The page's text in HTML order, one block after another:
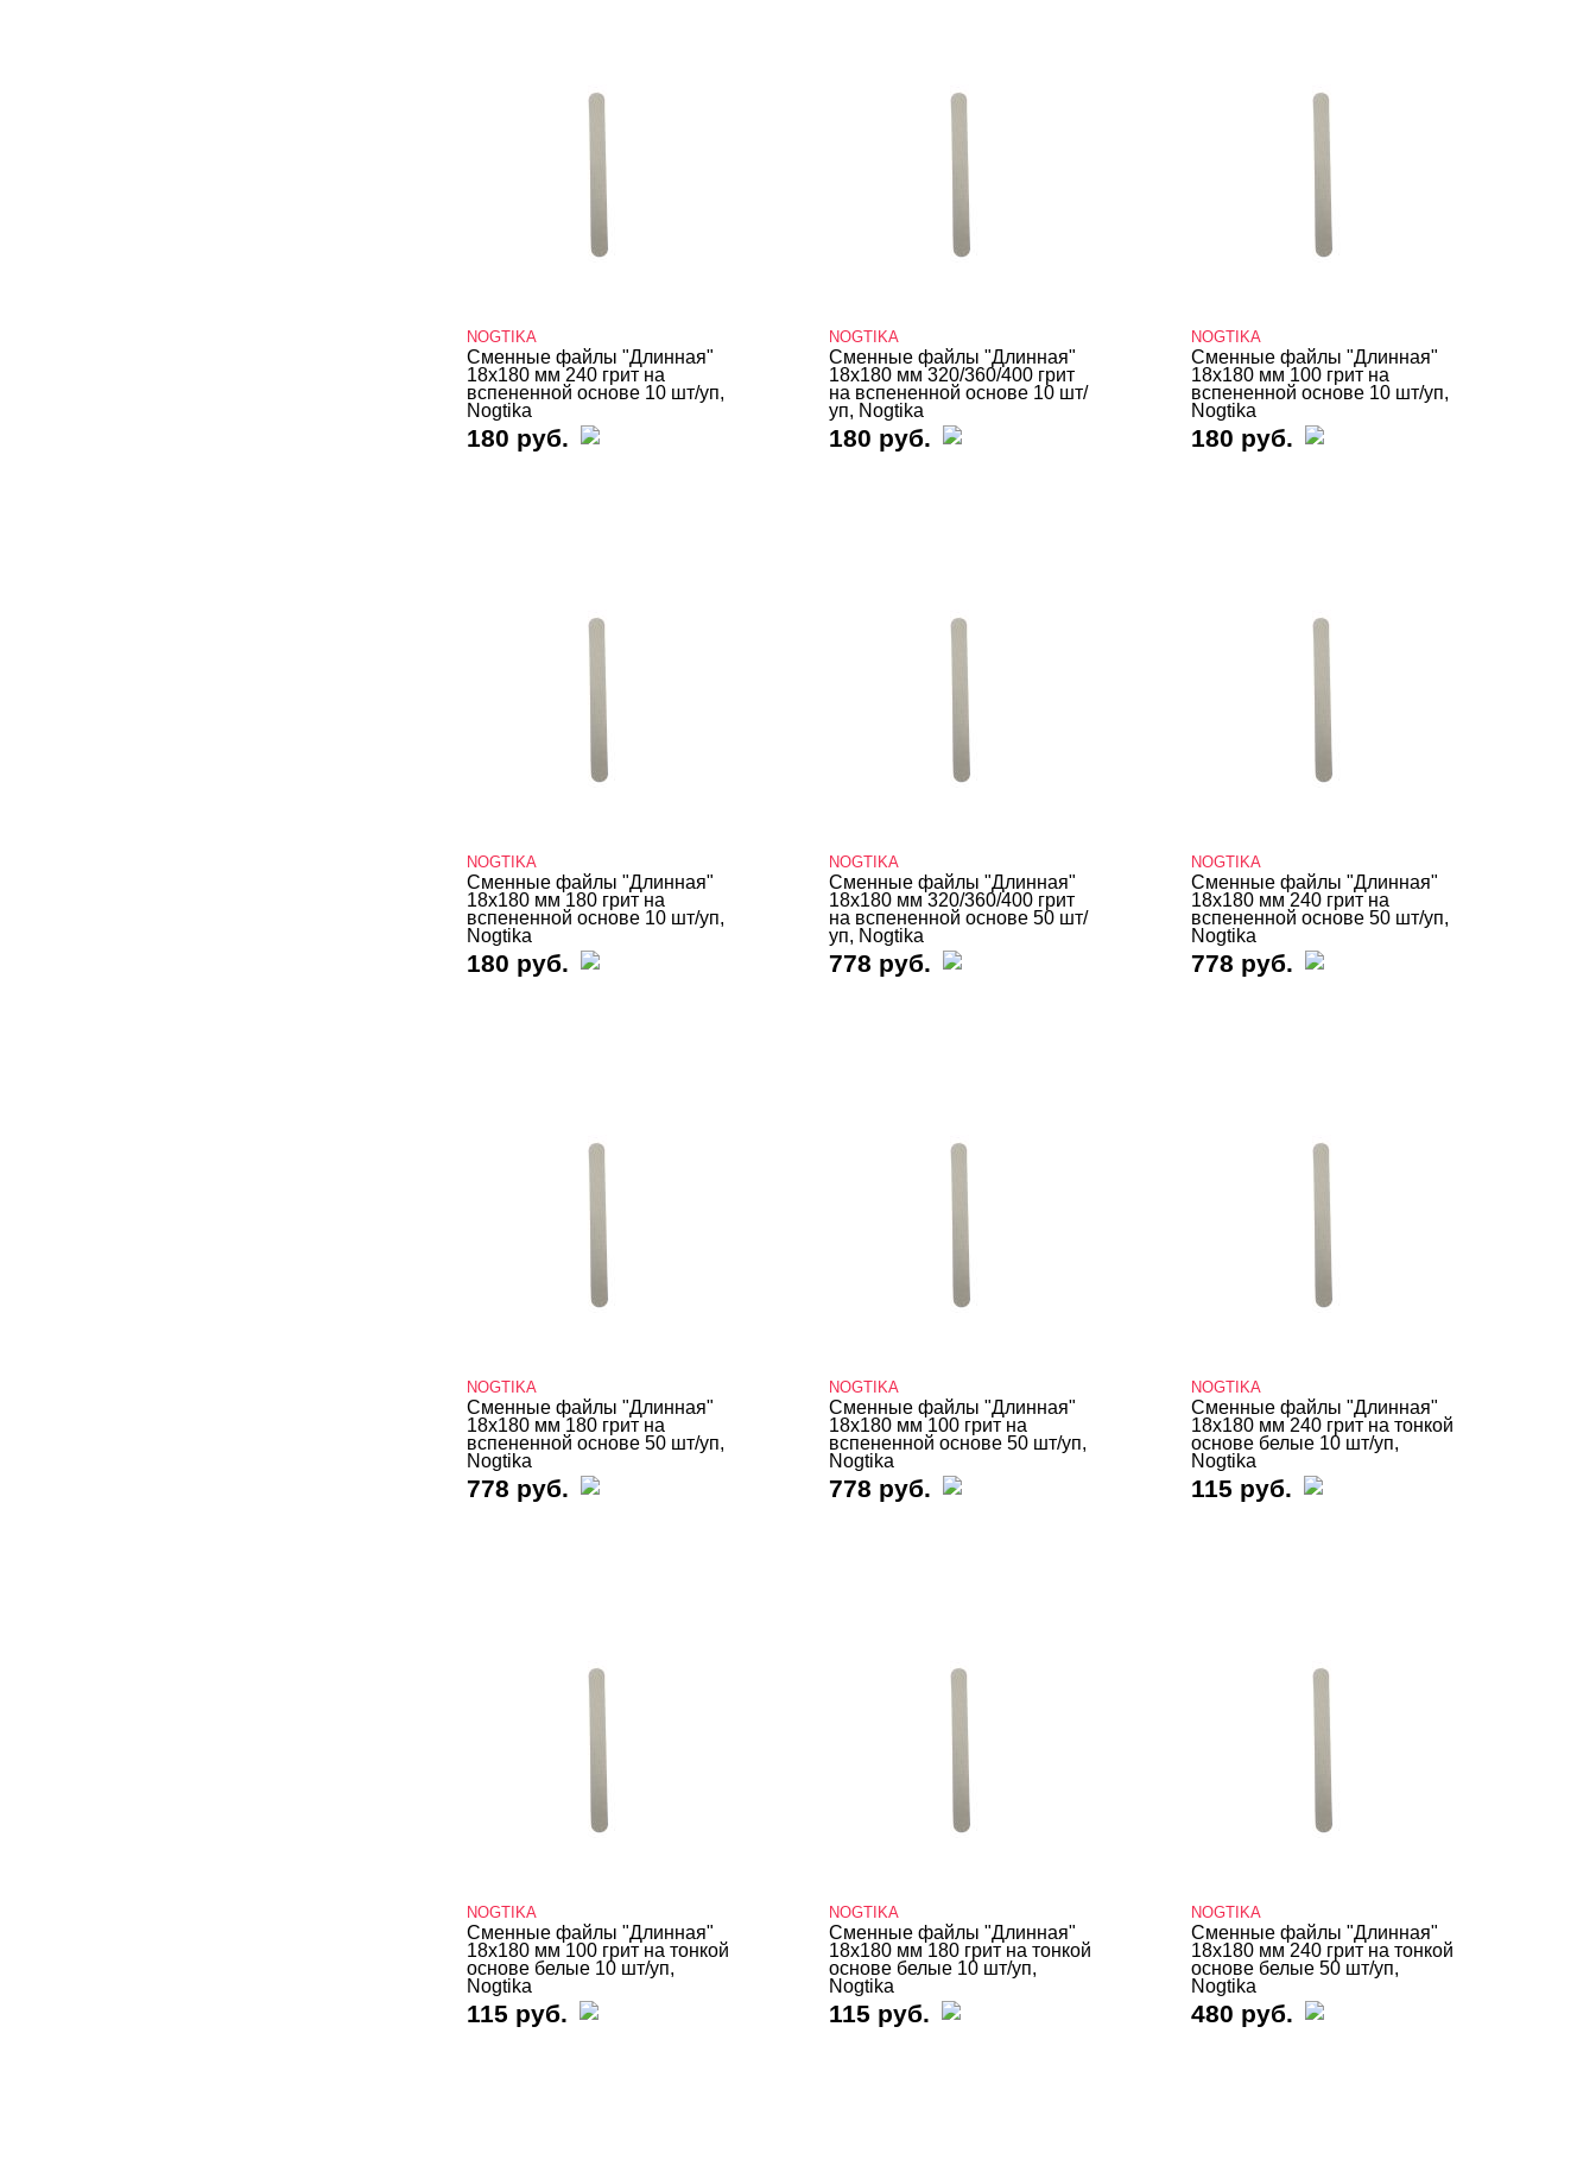
NOGTIKA
Сменные файлы "Длинная"
18х180 мм 240 грит на
вспененной основе 10 шт/уп,
Nogtika
180 руб.
NOGTIKA
Сменные файлы "Длинная"
18х180 мм 320/360/400 грит
на вспененной основе 10 шт/
уп, Nogtika
180 руб.
NOGTIKA
Сменные файлы "Длинная"
18х180 мм 100 грит на
вспененной основе 10 шт/уп,
Nogtika
180 руб.
NOGTIKA
Сменные файлы "Длинная"
18х180 мм 180 грит на
вспененной основе 10 шт/уп,
Nogtika
180 руб.
NOGTIKA
Сменные файлы "Длинная"
18х180 мм 320/360/400 грит
на вспененной основе 50 шт/
уп, Nogtika
778 руб.
NOGTIKA
Сменные файлы "Длинная"
18х180 мм 240 грит на
вспененной основе 50 шт/уп,
Nogtika
778 руб.
NOGTIKA
Сменные файлы "Длинная"
18х180 мм 180 грит на
вспененной основе 50 шт/уп,
Nogtika
778 руб.
NOGTIKA
Сменные файлы "Длинная"
18х180 мм 100 грит на
вспененной основе 50 шт/уп,
Nogtika
778 руб.
NOGTIKA
Сменные файлы "Длинная"
18х180 мм 240 грит на тонкой
основе белые 10 шт/уп,
Nogtika
115 руб.
NOGTIKA
Сменные файлы "Длинная"
18х180 мм 100 грит на тонкой
основе белые 10 шт/уп,
Nogtika
115 руб.
NOGTIKA
Сменные файлы "Длинная"
18х180 мм 180 грит на тонкой
основе белые 10 шт/уп,
Nogtika
115 руб.
NOGTIKA
Сменные файлы "Длинная"
18х180 мм 240 грит на тонкой
основе белые 50 шт/уп,
Nogtika
480 руб.